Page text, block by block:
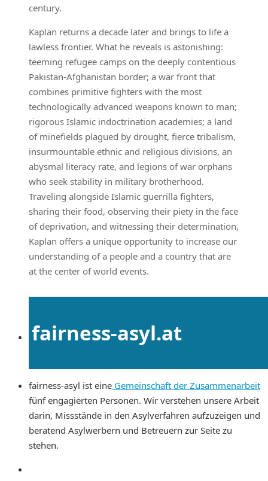
century.
Kaplan returns a decade later and brings to life a
lawless frontier. What he reveals is astonishing:
teeming refugee camps on the deeply contentious
Pakistan-Afghanistan border; a war front that
combines primitive fighters with the most
technologically advanced weapons known to man;
rigorous Islamic indoctrination academies; a land
of minefields plagued by drought, fierce tribalism,
insurmountable ethnic and religious divisions, an
abysmal literacy rate, and legions of war orphans
who seek stability in military brotherhood.
Traveling alongside Islamic guerrilla fighters,
sharing their food, observing their piety in the face
of deprivation, and witnessing their determination,
Kaplan offers a unique opportunity to increase our
understanding of a people and a country that are
at the center of world events.
fairness-asyl.at
fairness-asyl ist eine Gemeinschaft der Zusammenarbeit
fünf engagierten Personen. Wir verstehen unsere Arbeit
darin, Missstände in den Asylverfahren aufzuzeigen und
beratend Asylwerbern und Betreuern zur Seite zu
stehen.